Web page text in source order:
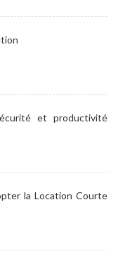
et productivité
la Location Courte